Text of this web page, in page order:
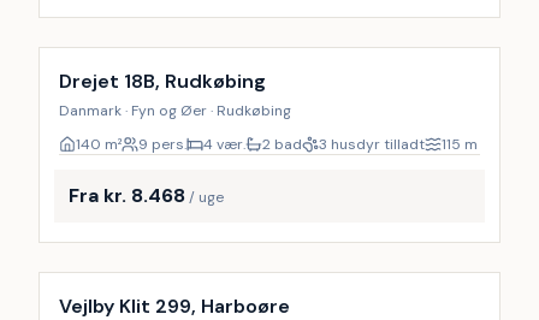
Inkl. rengøring
Drejet 18B, Rudkøbing
Danmark · Fyn og Øer · Rudkøbing
140 m² 9 pers. 4 vær. 2 bad 3 husdyr tilladt 115 m
Fra kr. 8.468/ uge
Vejlby Klit 299, Harboøre